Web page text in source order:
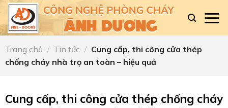
Skip
content
Trang chủ / Tin tức / Cung cấp, thi công cửa thép
chống cháy nhà trọ an toàn – hiệu quả
Cung cấp, thi công cửa thép chống cháy